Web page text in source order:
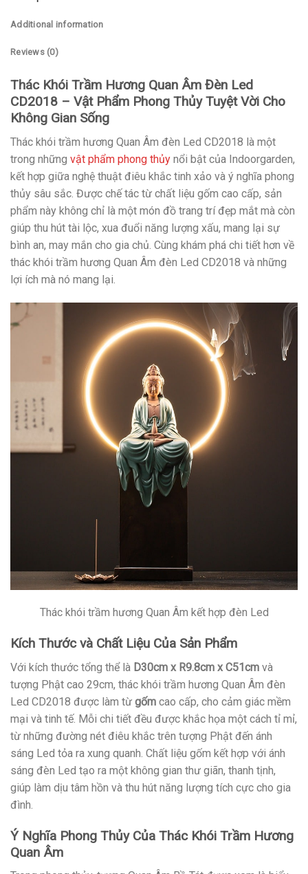
Additional information
Reviews (0)
Thác Khói Trầm Hương Quan Âm Đèn Led
CD2018 – Vật Phẩm Phong Thủy Tuyệt Vời Cho
Không Gian Sống
Thác khói trầm hương Quan Âm đèn Led CD2018 là một
trong những vật phẩm phong thủy nổi bật của Indoorgarden,
kết hợp giữa nghệ thuật điêu khắc tinh xảo và ý nghĩa phong
thủy sâu sắc. Được chế tác từ chất liệu gốm cao cấp, sản
phẩm này không chỉ là một món đồ trang trí đẹp mắt mà còn
giúp thu hút tài lộc, xua đuổi năng lượng xấu, mang lại sự
bình an, may mắn cho gia chủ. Cùng khám phá chi tiết hơn về
thác khói trầm hương Quan Âm đèn Led CD2018 và những
lợi ích mà nó mang lại.
Thác khói trầm hương Quan Âm kết hợp đèn Led
Kích Thước và Chất Liệu Của Sản Phẩm
Với kích thước tổng thể là D30cm x R9.8cm x C51cm và
tượng Phật cao 29cm, thác khói trầm hương Quan Âm đèn
Led CD2018 được làm từ gốm cao cấp, cho cảm giác mềm
mại và tinh tế. Mỗi chi tiết đều được khắc họa một cách tỉ mỉ,
từ những đường nét điêu khắc trên tượng Phật đến ánh
sáng Led tỏa ra xung quanh. Chất liệu gốm kết hợp với ánh
sáng đèn Led tạo ra một không gian thư giãn, thanh tịnh,
giúp làm dịu tâm hồn và thu hút năng lượng tích cực cho gia
đình.
Ý Nghĩa Phong Thủy Của Thác Khói Trầm Hương
Quan Âm